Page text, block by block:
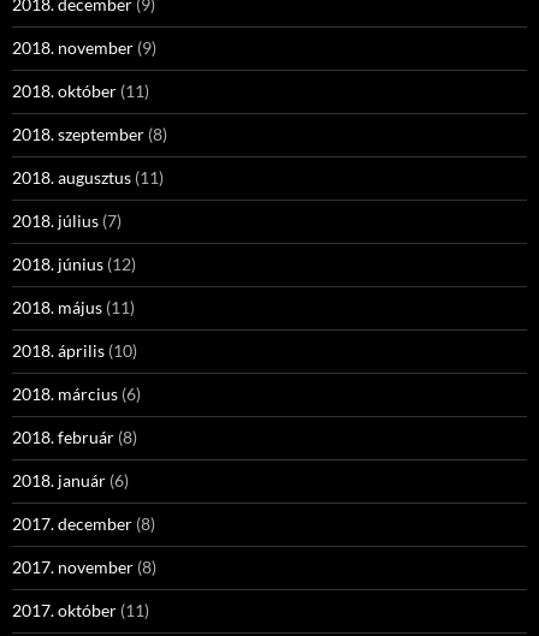
2018. december (9)
2018. november (9)
2018. október (11)
2018. szeptember (8)
2018. augusztus (11)
2018. július (7)
2018. június (12)
2018. május (11)
2018. április (10)
2018. március (6)
2018. február (8)
2018. január (6)
2017. december (8)
2017. november (8)
2017. október (11)